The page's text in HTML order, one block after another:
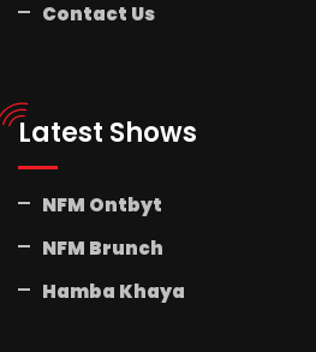
Contact Us
Latest Shows
NFM Ontbyt
NFM Brunch
Hamba Khaya